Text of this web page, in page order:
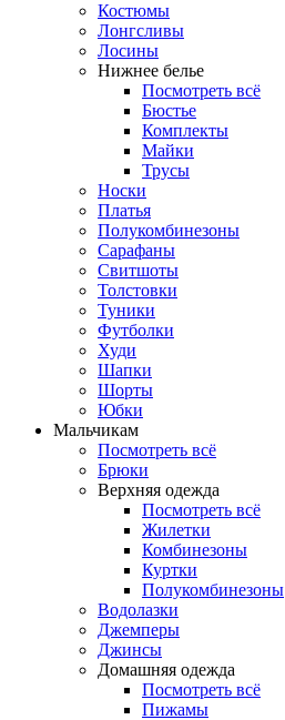
Костюмы
Лонгсливы
Лосины
Нижнее белье
Посмотреть всё
Бюстье
Комплекты
Майки
Трусы
Носки
Платья
Полукомбинезоны
Сарафаны
Свитшоты
Толстовки
Туники
Футболки
Худи
Шапки
Шорты
Юбки
Мальчикам
Посмотреть всё
Брюки
Верхняя одежда
Посмотреть всё
Жилетки
Комбинезоны
Куртки
Полукомбинезоны
Водолазки
Джемперы
Джинсы
Домашняя одежда
Посмотреть всё
Пижамы